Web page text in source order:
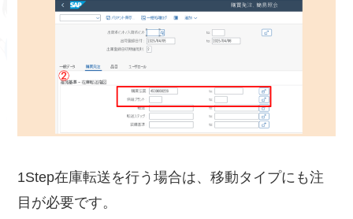
1Step在庫転送を行う場合は、移動タイプにも注
目が必要です。